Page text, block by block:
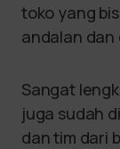
toko yang
andalan dan
Sangat
juga sudah
dan tim dari